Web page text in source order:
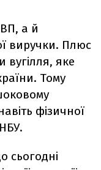
а й
виручки. Плюс
яке
Тому
фізичної
сьогодні